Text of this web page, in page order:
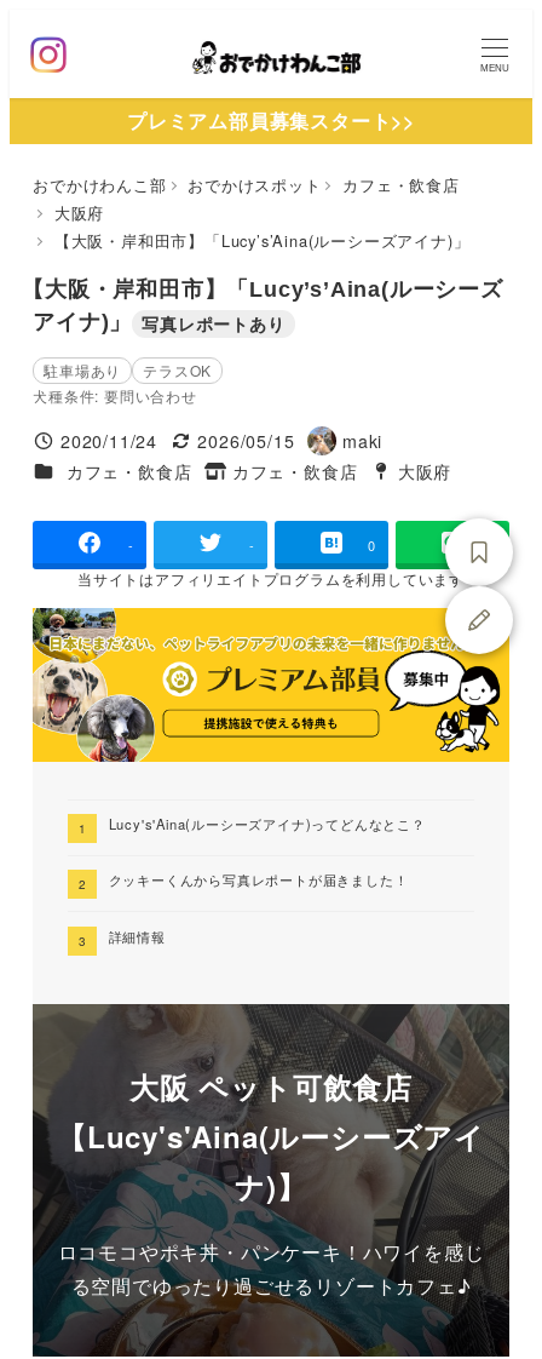
ン
MENU
プレミアム部員募集スタート>>
おでかけわんこ部 おでかけスポット
カフェ・飲食店
大阪府
【大阪・岸和田市】「Lucy’s’Aina(ルーシーズアイナ)」
【大阪・岸和田市】「Lucy’s’Aina(ルーシーズ
アイナ)」
写真レポートあり
駐車場あり
テラスOK
犬種条件: 要問い合わせ
投稿日
2020/11/24
更新日
2026/05/15
著
者
maki
施設ジャンル
カフェ・飲食店
タグ
カフェ・飲食店
タグ
大阪府
- - 0
当サイトはアフィリエイトプログラムを利用しています
Lucy's'Aina(ルーシーズアイナ)ってどんなとこ？
クッキーくんから写真レポートが届きました！
詳細情報
大阪 ペット可飲食店
【Lucy's'Aina(ルーシーズアイ
ナ)】
ロコモコやポキ丼・パンケーキ！ハワイを感じ
る空間でゆったり過ごせるリゾートカフェ♪